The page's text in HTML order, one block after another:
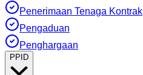
Penerimaan Tenaga Kontrak
Pengaduan
Penghargaan
PPID